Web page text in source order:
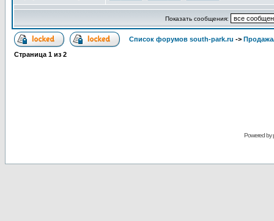
Показать сообщения:
Список форумов south-park.ru ->
Страница 1 из 2
Powered by